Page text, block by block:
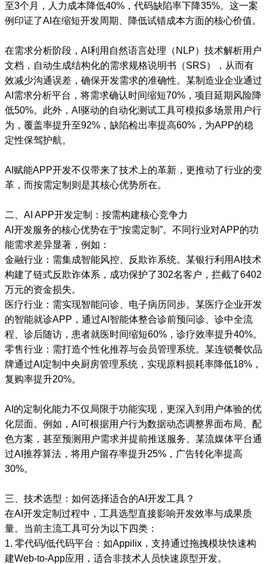
至3个月，人力成本降低40%，代码缺陷率下降35%。这一案
例印证了AI在缩短开发周期、降低试错成本方面的核心价值。
在需求分析阶段，AI利用自然语言处理（NLP）技术解析用户
文档，自动生成结构化的需求规格说明书（SRS），从而有
效减少沟通误差，确保开发需求的准确性。某制造业企业通过
AI需求分析平台，将需求确认时间缩短70%，项目延期风险降
低50%。此外，AI驱动的自动化测试工具可模拟多场景用户行
为，覆盖率提升至92%，缺陷检出率提高60%，为APP的稳
定性保驾护航。
AI赋能APP开发不仅带来了技术上的革新，更推动了行业的变
革，而按需定制则是其核心优势所在。
二、AI APP开发定制：按需构建核心竞争力
AI开发服务的核心优势在于“按需定制”。不同行业对APP的功
能需求差异显著，例如：
金融行业：需集成智能风控、反欺诈系统。某银行利用AI技术
构建了链式反欺诈体系，成功保护了302名客户，拦截了6402
万元的资金损失。
医疗行业：需实现智能问诊、电子病历同步。某医疗企业开发
的智能就诊APP，通过AI智能体整合诊前预问诊、诊中全流
程、诊后随访，患者就医时间缩短60%，诊疗效率提升40%。
零售行业：需打造个性化推荐与会员管理系统。某连锁餐饮品
牌通过AI定制中央厨房管理系统，实现原料损耗率降低18%，
复购率提升20%。
AI的定制化能力不仅局限于功能实现，更深入到用户体验的优
化层面。例如，AI可根据用户行为数据动态调整界面布局、配
色方案，甚至预测用户需求并提前推送服务。某流媒体平台通
过AI推荐算法，将用户留存率提升25%，广告转化率提高
30%。
三、技术选型：如何选择适合的AI开发工具？
在AI开发定制过程中，工具选型直接影响开发效率与成果质
量。当前主流工具可分为以下四类：
1. 零代码/低代码平台：如Appilix，支持通过拖拽模块快速构
建Web-to-App应用，适合非技术人员快速原型开发。